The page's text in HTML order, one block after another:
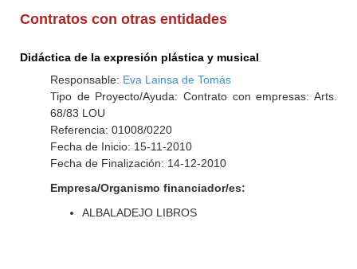
Contratos con otras entidades
Didáctica de la expresión plástica y musical
Responsable: Eva Lainsa de Tomás
Tipo de Proyecto/Ayuda: Contrato con empresas: Arts.
68/83 LOU
Referencia: 01008/0220
Fecha de Inicio: 15-11-2010
Fecha de Finalización: 14-12-2010
Empresa/Organismo financiador/es:
ALBALADEJO LIBROS